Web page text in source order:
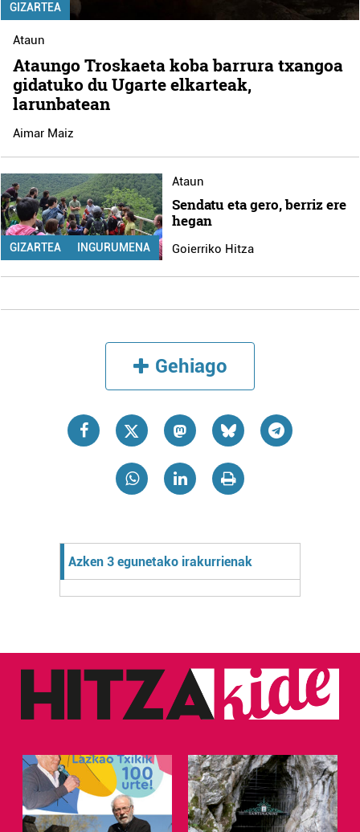
GIZARTEA
Ataun
Ataungo Troskaeta koba barrura txangoa
gidatuko du Ugarte elkarteak,
larunbatean
Aimar Maiz
GIZARTEA INGURUMENA
Ataun
Sendatu eta gero, berriz ere
hegan
Goierriko Hitza
Gehiago
Azken 3 egunetako irakurrienak